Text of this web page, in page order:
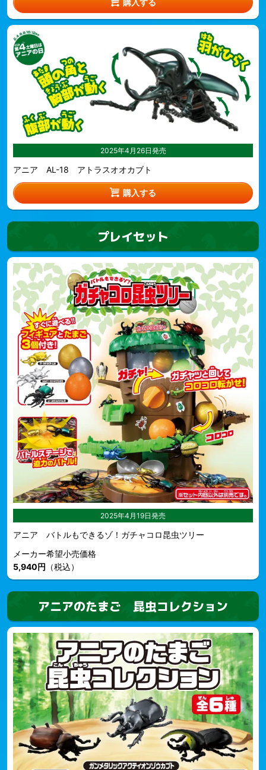
2025年4月26日発売
アニア AL-18 アトラスオオカブト
購入する
プレイセット
2025年4月19日発売
アニア バトルもできるゾ！ガチャコロ昆虫ツリー
メーカー希望小売価格
5,940円 （税込）
アニアのたまご 昆虫コレクション